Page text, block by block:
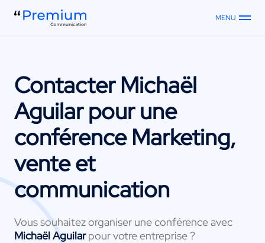
MENU
ContacterMichaël
Aguilarpour une
conférence Marketing,
vente et
communication
Vous souhaitez organiser une conférence avec
Michaël Aguilarpour votre entreprise ?